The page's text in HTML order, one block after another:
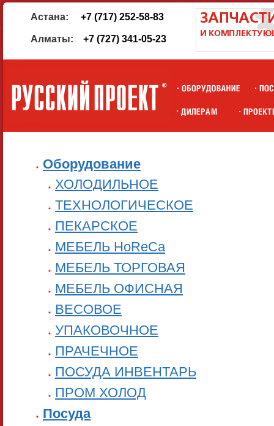
Астана: +7 (717) 252-58-83
Алматы: +7 (727) 341-05-23
Оборудование
ХОЛОДИЛЬНОЕ
ТЕХНОЛОГИЧЕСКОЕ
ПЕКАРСКОЕ
МЕБЕЛЬ HoReCa
МЕБЕЛЬ ТОРГОВАЯ
МЕБЕЛЬ ОФИСНАЯ
ВЕСОВОЕ
УПАКОВОЧНОЕ
ПРАЧЕЧНОЕ
ПОСУДА ИНВЕНТАРЬ
ПРОМ ХОЛОД
Посуда